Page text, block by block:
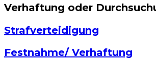
Verhaftung oder
Strafverteidigung
Festnahme/ Verhaftung